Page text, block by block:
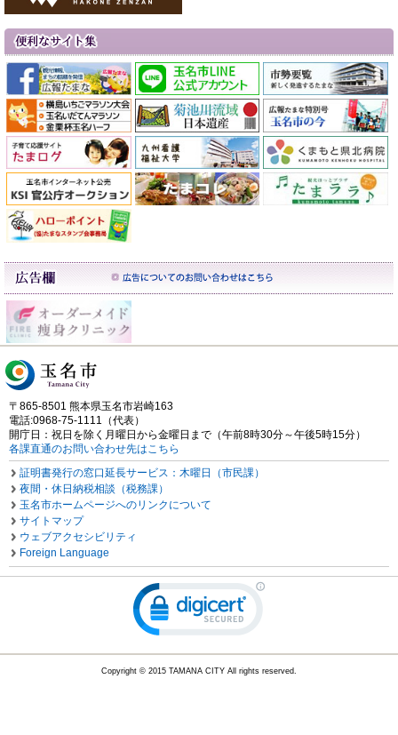
〒865-8501 熊本県玉名市岩崎163
電話:0968-75-1111（代表）
開庁日：祝日を除く月曜日から金曜日まで（午前8時30分～午後5時15分）
各課直通のお問い合わせ先はこちら
証明書発行の窓口延長サービス：木曜日（市民課）
夜間・休日納税相談（税務課）
玉名市ホームページへのリンクについて
サイトマップ
ウェブアクセシビリティ
Foreign Language
Copyright © 2015 TAMANA CITY All rights reserved.